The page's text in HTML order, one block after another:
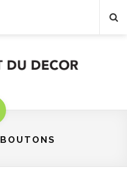
BOUTONS